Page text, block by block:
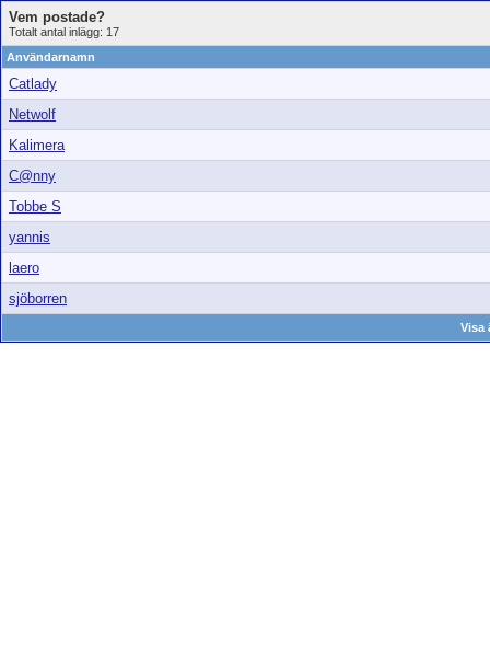
Vem postade?
Totalt antal inlägg: 17
Användarnamn
Catlady
Netwolf
Kalimera
C@nny
Tobbe S
yannis
laero
sjöborren
Visa